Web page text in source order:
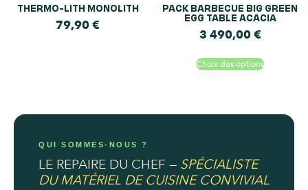
THERMO-LITH MONOLITH
79,90€
PACK BARBECUE BIG GREEN
EGG TABLE ACACIA
3 490,00€
Choix des options
QUI SOMMES-NOUS ?
LE REPAIRE DU CHEF — SPÉCIALISTE
DU MATÉRIEL DE CUISINE CONVIVIAL